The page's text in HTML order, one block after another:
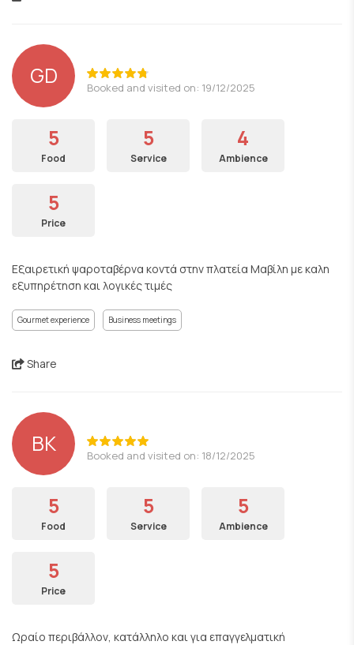
GD Booked and visited on: 19/12/2025
5
Food
5
Service
4
Ambience
5
Price
Εξαιρετική ψαροταβέρνα κοντά στην πλατεία Μαβίλη με καλη
εξυπηρέτηση και λογικές τιμές
Gourmet experience Business meetings
Share
ΒΚ Booked and visited on: 18/12/2025
5
Food
5
Service
5
Ambience
5
Price
Ωραίο περιβάλλον, κατάλληλο και για επαγγελματική